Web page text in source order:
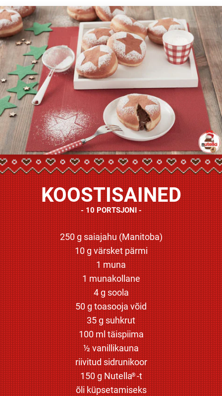
KOOSTISAINED
10 PORTSJONI
250 g saiajahu (Manitoba)
10 g värsket pärmi
1 muna
1 munakollane
4 g soola
50 g toasooja võid
35 g suhkrut
100 ml täispiima
½ vanillikauna
riivitud sidrunikoor
150 g Nutella®-t
õli küpsetamiseks